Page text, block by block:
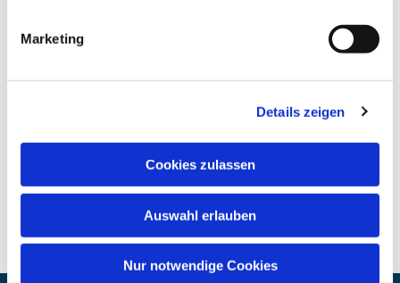
Marketing
Details zeigen
Cookies zulassen
Auswahl erlauben
Nur notwendige Cookies